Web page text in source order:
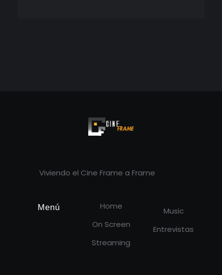
Viviendo el Cine Frame a Frame
Menú
Home
On Screen
Streaming
Music
Entrevistas